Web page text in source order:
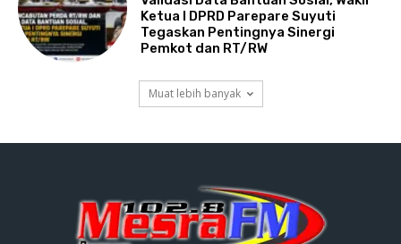
Ketua I DPRD Parepare Suyuti
Tegaskan Pentingnya Sinergi
Pemkot dan RT/RW
Muat lebih banyak